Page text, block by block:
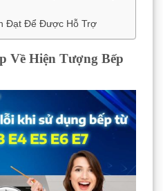
Đạt Để Được Hỗ Trợ
Về Hiện Tượng Bếp